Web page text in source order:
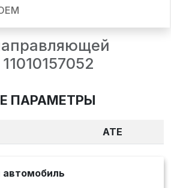
ПАРАМЕТРЫ
ATE